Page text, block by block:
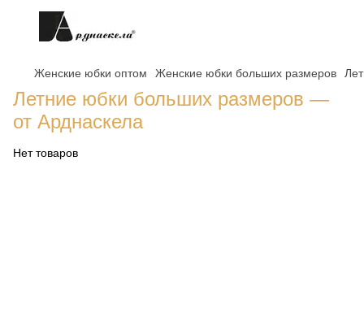
Женские юбки оптом Женские юбки больших размеров
Летние юбки больших размеров —
от Арднаскела
Нет товаров